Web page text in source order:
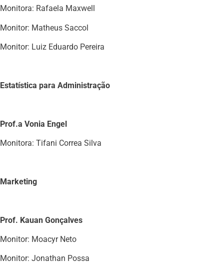
Monitora: Rafaela Maxwell
Monitor: Matheus Saccol
Monitor: Luiz Eduardo Pereira
Estatística para Administração
Prof.a Vonia Engel
Monitora: Tifani Correa Silva
Marketing
Prof. Kauan Gonçalves
Monitor: Moacyr Neto
Monitor: Jonathan Possa